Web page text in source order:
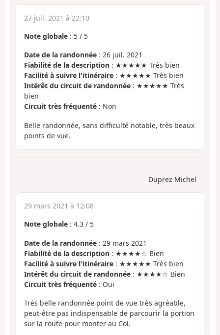
27 juil. 2021 à 22:10
Note globale : 5 / 5
Date de la randonnée : 26 juil. 2021
Fiabilité de la description : ★★★★★ Très bien
Facilité à suivre l'itinéraire : ★★★★★ Très bien
Intérêt du circuit de randonnée : ★★★★★ Très
bien
Circuit très fréquenté : Non
Belle randonnée, sans difficulté notable, très beaux
points de vue.
Duprez Michel
29 mars 2021 à 12:08
Note globale : 4.3 / 5
Date de la randonnée : 29 mars 2021
Fiabilité de la description : ★★★★☆ Bien
Facilité à suivre l'itinéraire : ★★★★★ Très bien
Intérêt du circuit de randonnée : ★★★★☆ Bien
Circuit très fréquenté : Oui
Très belle randonnée point de vue très agréable,
peut-être pas indispensable de parcourir la portion
sur la route pour monter au Col.